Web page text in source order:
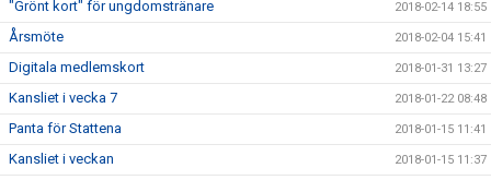
"Grönt kort" för ungdomstränare 2018-02-14 18:55
Årsmöte 2018-02-04 15:41
Digitala medlemskort 2018-01-31 13:27
Kansliet i vecka 7 2018-01-22 08:48
Panta för Stattena 2018-01-15 11:41
Kansliet i veckan 2018-01-15 11:37